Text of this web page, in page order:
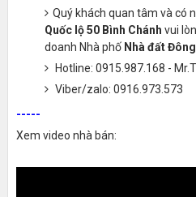
Quý khách quan tâm và có
Quốc lộ 50 Bình Chánh vui
doanh Nhà phố Nhà đất
Hotline: 0915.987.168 -
Viber/zalo: 0916.973.573
-----
Xem video nhà bán: